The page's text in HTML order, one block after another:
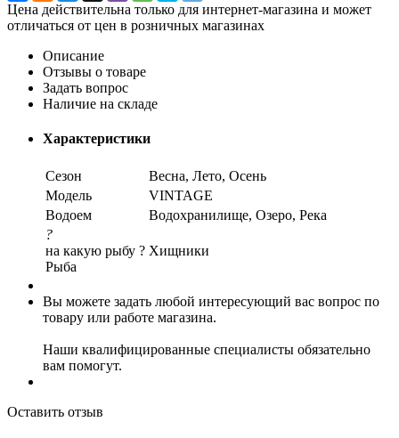
Цена действительна только для интернет-магазина и может
отличаться от цен в розничных магазинах
Описание
Отзывы о товаре
Задать вопрос
Наличие на складе
Характеристики
Сезон
Весна, Лето, Осень
Модель
VINTAGE
Водоем
Водохранилище, Озеро, Река
?
на какую рыбу ?
Рыба
Хищники
Вы можете задать любой интересующий вас вопрос по
товару или работе магазина.
Наши квалифицированные специалисты обязательно
вам помогут.
Оставить отзыв